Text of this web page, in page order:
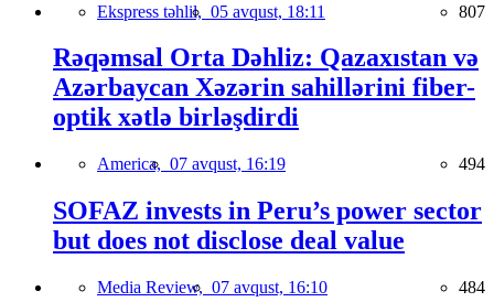
Ekspress təhlil, 05 avqust, 18:11 807
Rəqəmsal Orta Dəhliz: Qazaxıstan və
Azərbaycan Xəzərin sahillərini fiber-
optik xətlə birləşdirdi
America, 07 avqust, 16:19 494
SOFAZ invests in Peru’s power sector
but does not disclose deal value
Media Review, 07 avqust, 16:10 484